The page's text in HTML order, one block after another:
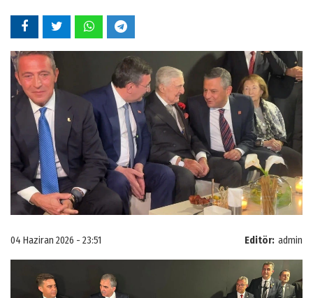
Editör: admin
04 Haziran 2026 - 23:51